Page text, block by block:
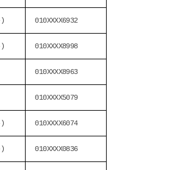
) 010XXXX6932
) 010XXXX8998
010XXXX8963
010XXXX5079
) 010XXXX6074
) 010XXXX0836